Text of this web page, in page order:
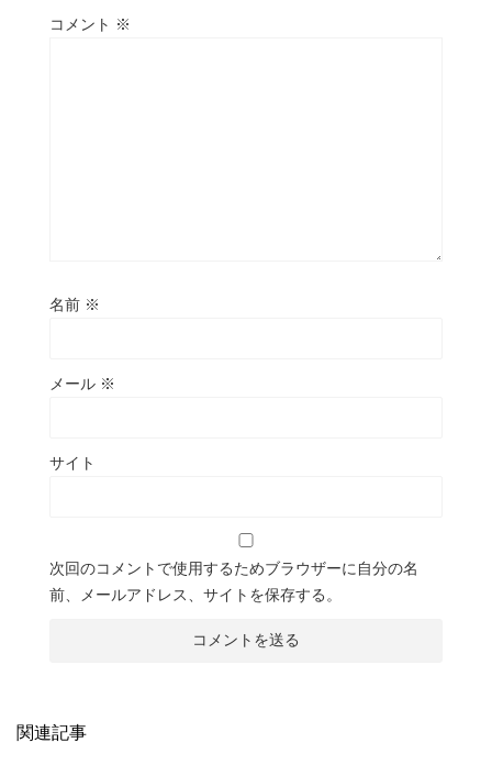
コメント ※
名前 ※
メール ※
サイト
次回のコメントで使用するためブラウザーに自分の名
前、メールアドレス、サイトを保存する。
関連記事